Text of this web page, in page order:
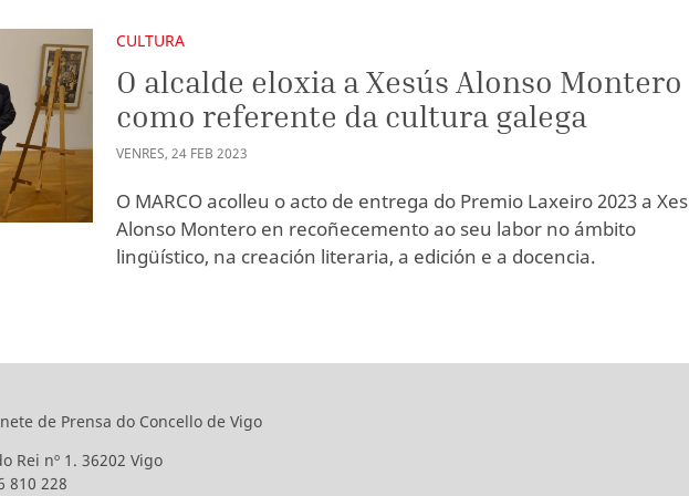
CULTURA
O alcalde eloxia a Xesús Alonso Montero
como referente da cultura galega
VENRES,24 FEB 2023
O MARCO acolleu o acto de entrega do Premio Laxeiro 2023 a
Alonso Montero en recoñecemento ao seu labor no ámbito
lingüístico, na creación literaria, a edición e a docencia.
de Prensa do Concello de Vigo
Rei nº 1. 36202 Vigo
810 228